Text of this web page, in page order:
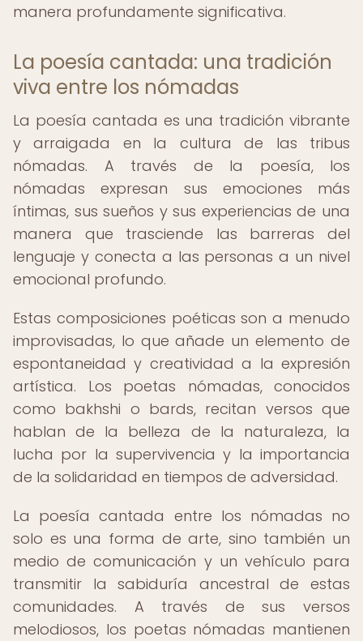
manera profundamente significativa.
La poesía cantada: una tradición
viva entre los nómadas
La poesía cantada es una tradición vibrante
y arraigada en la cultura de las tribus
nómadas. A través de la poesía, los
nómadas expresan sus emociones más
íntimas, sus sueños y sus experiencias de una
manera que trasciende las barreras del
lenguaje y conecta a las personas a un nivel
emocional profundo.
Estas composiciones poéticas son a menudo
improvisadas, lo que añade un elemento de
espontaneidad y creatividad a la expresión
artística. Los poetas nómadas, conocidos
como bakhshi o bards, recitan versos que
hablan de la belleza de la naturaleza, la
lucha por la supervivencia y la importancia
de la solidaridad en tiempos de adversidad.
La poesía cantada entre los nómadas no
solo es una forma de arte, sino también un
medio de comunicación y un vehículo para
transmitir la sabiduría ancestral de estas
comunidades. A través de sus versos
melodiosos, los poetas nómadas mantienen